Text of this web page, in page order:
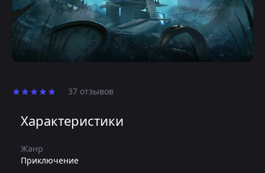
37 отзывов
Характеристики
Жанр
Приключение